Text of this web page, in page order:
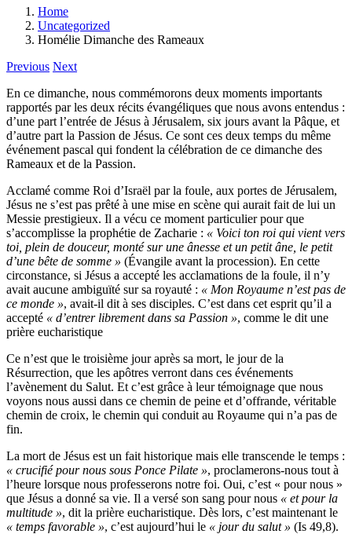
Home
Uncategorized
Homélie Dimanche des Rameaux
Previous Next
En ce dimanche, nous commémorons deux moments importants
rapportés par les deux récits évangéliques que nous avons entendus :
d’une part l’entrée de Jésus à Jérusalem, six jours avant la Pâque, et
d’autre part la Passion de Jésus. Ce sont ces deux temps du même
événement pascal qui fondent la célébration de ce dimanche des
Rameaux et de la Passion.
Acclamé comme Roi d’Israël par la foule, aux portes de Jérusalem,
Jésus ne s’est pas prêté à une mise en scène qui aurait fait de lui un
Messie prestigieux. Il a vécu ce moment particulier pour que
s’accomplisse la prophétie de Zacharie : « Voici ton roi qui vient vers
toi, plein de douceur, monté sur une ânesse et un petit âne, le petit
d’une bête de somme » (Évangile avant la procession). En cette
circonstance, si Jésus a accepté les acclamations de la foule, il n’y
avait aucune ambiguïté sur sa royauté : « Mon Royaume n’est pas de
ce monde », avait-il dit à ses disciples. C’est dans cet esprit qu’il a
accepté « d’entrer librement dans sa Passion », comme le dit une
prière eucharistique
Ce n’est que le troisième jour après sa mort, le jour de la
Résurrection, que les apôtres verront dans ces événements
l’avènement du Salut. Et c’est grâce à leur témoignage que nous
voyons nous aussi dans ce chemin de peine et d’offrande, véritable
chemin de croix, le chemin qui conduit au Royaume qui n’a pas de
fin.
La mort de Jésus est un fait historique mais elle transcende le temps :
« crucifié pour nous sous Ponce Pilate », proclamerons-nous tout à
l’heure lorsque nous professerons notre foi. Oui, c’est « pour nous »
que Jésus a donné sa vie. Il a versé son sang pour nous « et pour la
multitude », dit la prière eucharistique. Dès lors, c’est maintenant le
« temps favorable », c’est aujourd’hui le « jour du salut » (Is 49,8).